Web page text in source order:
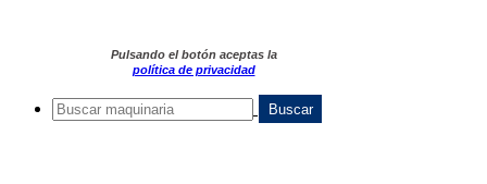
Pulsando el botón aceptas la
política de privacidad